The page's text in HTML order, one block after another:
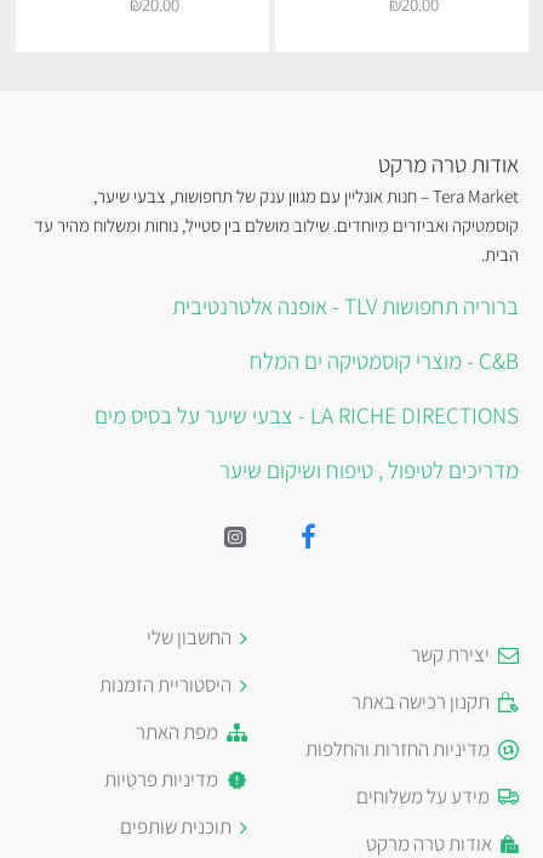
אודות טרה מרקט
Tera Market – חנות אונליין עם מגוון ענק של תחפושות, צבעי שיער,
קוסמטיקה ואביזרים מיוחדים. שילוב מושלם בין סטייל, נוחות ומשלוח מהיר עד
הבית.
ברוריה תחפושות TLV - אופנה אלטרנטיבית
C&B - מוצרי קוסמטיקה ים המלח
LA RICHE DIRECTIONS - צבעי שיער על בסיס מים
מדריכים לטיפול , טיפוח ושיקום שיער
יצירת קשר
תקנון רכישה באתר
מדיניות החזרות והחלפות
מידע על משלוחים
אודות טרה מרקט
החשבון שלי
היסטוריית הזמנות
מפת האתר
מדיניות פרטיות
תוכנית שותפים